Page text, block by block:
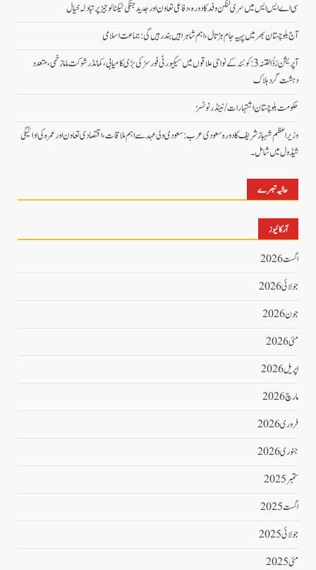
سی اے ایس ایس میں سری لنکن وفد کا دورہ، دفاعی تعاون اور جدید جنگی ٹیکنالوجیز پر تبادلہ خیال
آج بلوچستان بھر میں پہیہ جام ہڑتال، اہم شاہراہیں بند رہیں گی: جماعت اسلامی
آپریشن رَدُّ الفتنہ 3: کوئٹہ کے نواحی علاقوں میں سیکیورٹی فورسز کی بڑی کامیابی، کمانڈر شوکت ماما زخمی، متعدد
دہشت گرد ہلاک
حکومت بلوچستان اشتہارات/ ٹینڈر نوٹسز
وزیراعظم شہباز شریف کا دورہ سعودی عرب: سعودی ولی عہد سے اہم ملاقات، اقتصادی تعاون اور عمرہ کی ادائیگی
شیڈول میں شامل۔
حالیہ تبصرے
آرکائیوز
اگست 2026
جولائی 2026
جون 2026
مئی 2026
اپریل 2026
مارچ 2026
فروری 2026
جنوری 2026
ستمبر 2025
اگست 2025
جولائی 2025
مئی 2025